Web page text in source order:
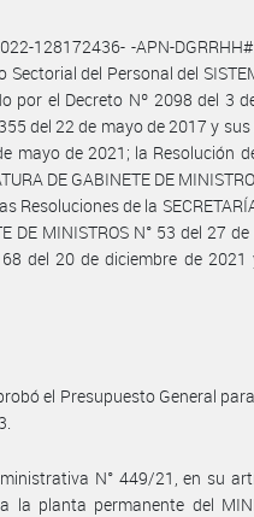
128172436- -APN-
del Personal del
por el Decreto Nº 2098 del 3
del 22 de mayo de 2017 y
mayo de 2021; la Resolución
DE GABINETE DE
de la
DE MINISTROS N° 53 del 27
del 20 de diciembre de
el Presupuesto General
N° 449/21, en su
planta permanente del